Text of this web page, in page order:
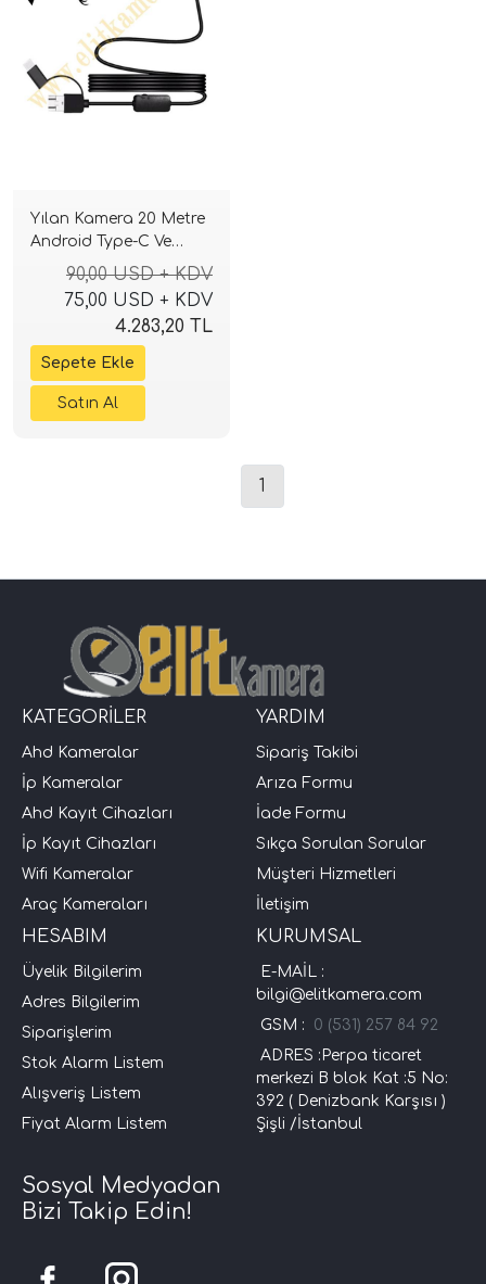
Yılan Kamera 20 Metre
Android Type-C Ve
Laptop Uyumlu
90,00 USD + KDV
75,00 USD + KDV
4.283,20 TL
1
KATEGORİLER
Ahd Kameralar
İp Kameralar
Ahd Kayıt Cihazları
İp Kayıt Cihazları
Wifi Kameralar
Araç Kameraları
YARDIM
Sipariş Takibi
Arıza Formu
İade Formu
Sıkça Sorulan Sorular
Müşteri Hizmetleri
İletişim
HESABIM
Üyelik Bilgilerim
Adres Bilgilerim
Siparişlerim
Stok Alarm Listem
Alışveriş Listem
Fiyat Alarm Listem
KURUMSAL
E-MAİL :
bilgi@elitkamera.com
GSM : 0 (531) 257 84 92
ADRES :Perpa ticaret
merkezi B blok Kat :5 No:
392 ( Denizbank Karşısı )
Şişli /İstanbul
Sosyal Medyadan
Bizi Takip Edin!